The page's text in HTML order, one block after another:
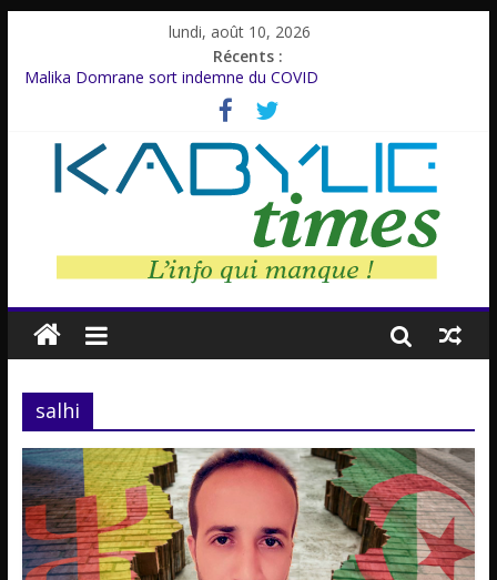
lundi, août 10, 2026
Récents :
Malika Domrane sort indemne du COVID
Dracula : Une légende inspirée d’un personnage réel
Azzedine Meddour: Un cinéaste émérite, un parcours inachevé
Amnesty International rompt le silence
Farid M’Sili : Une vie au service de la jeunesse.
salhi